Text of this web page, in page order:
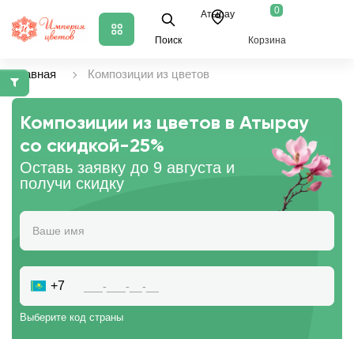
Поиск
Атырау 0
Корзина
Главная Композиции из цветов
Композиции из цветов в Атырау
со скидкой-25%
Оставь заявку до 9 августа и
получи скидку
+7
Выберите код страны